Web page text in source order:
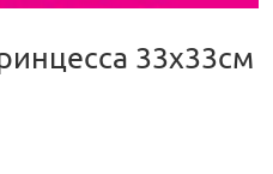
33х33см